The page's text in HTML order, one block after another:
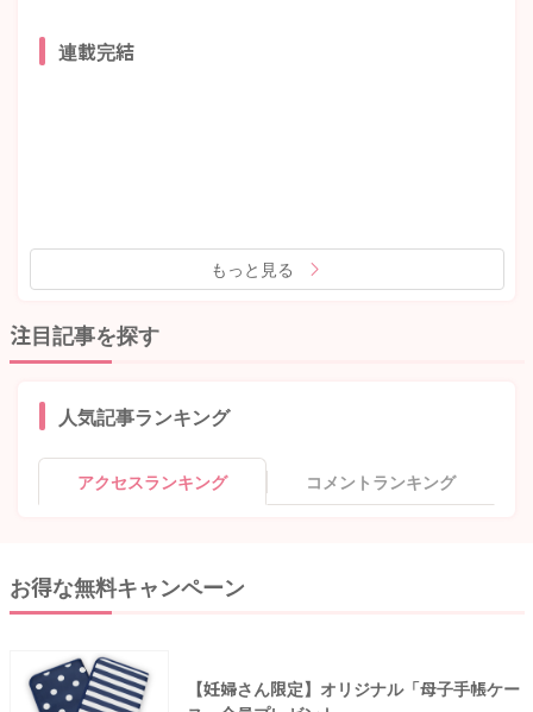
連載完結
もっと見る
注目記事を探す
人気記事ランキング
アクセスランキング コメントランキング
お得な無料キャンペーン
【妊婦さん限定】オリジナル「母子手帳ケー